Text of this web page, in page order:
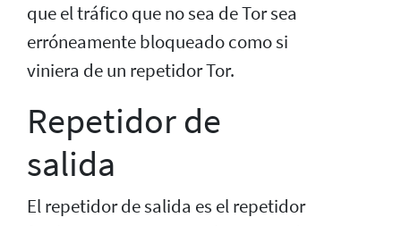
que el tráfico que no sea de Tor sea
erróneamente bloqueado como si
viniera de un repetidor Tor.
Repetidor de
salida
El repetidor de salida es el repetidor